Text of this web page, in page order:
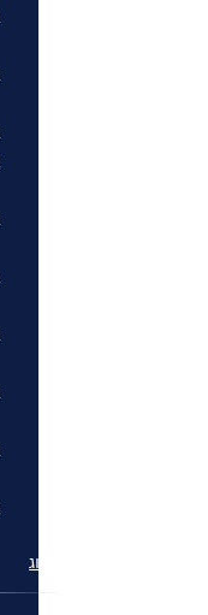
בלוג